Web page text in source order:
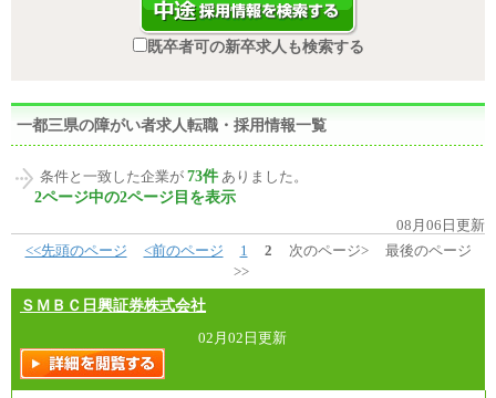
既卒者可の新卒求人も検索する
一都三県の障がい者求人転職・採用情報一覧
条件と一致した企業が 73件 ありました。
2ページ中の2ページ目を表示
08月06日更新
<<先頭のページ
<前のページ 1 2 次のページ>
最後のページ
>>
ＳＭＢＣ日興証券株式会社
02月02日更新